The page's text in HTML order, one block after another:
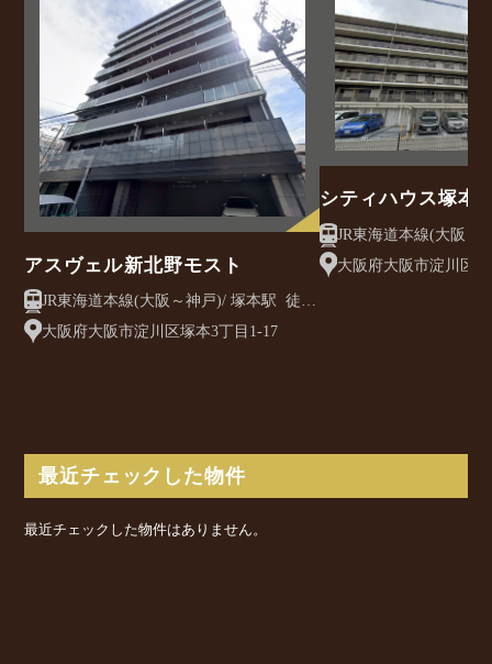
アスヴェル新北野モスト
JR東海道本線(大阪～神戸)/ 塚本駅 徒歩
10分
大阪府大阪市淀川区塚本3丁目1-17
シティハウス塚本
JR東海道本線(大阪～神戸)/ 塚
10分
大阪府大阪市淀川区
最近チェックした物件
最近チェックした物件はありません。